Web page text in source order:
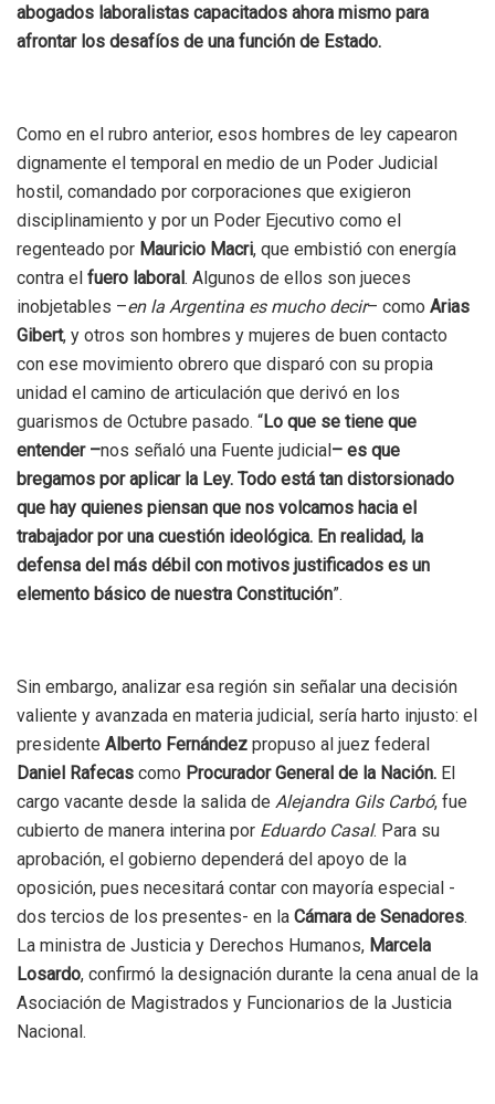
abogados laboralistas capacitados ahora mismo para
afrontar los desafíos de una función de Estado.
Como en el rubro anterior, esos hombres de ley capearon
dignamente el temporal en medio de un Poder Judicial
hostil, comandado por corporaciones que exigieron
disciplinamiento y por un Poder Ejecutivo como el
regenteado por Mauricio Macri, que embistió con energía
contra el fuero laboral. Algunos de ellos son jueces
inobjetables –en la Argentina es mucho decir– como Arias
Gibert, y otros son hombres y mujeres de buen contacto
con ese movimiento obrero que disparó con su propia
unidad el camino de articulación que derivó en los
guarismos de Octubre pasado. “Lo que se tiene que
entender –nos señaló una Fuente judicial– es que
bregamos por aplicar la Ley. Todo está tan distorsionado
que hay quienes piensan que nos volcamos hacia el
trabajador por una cuestión ideológica. En realidad, la
defensa del más débil con motivos justificados es un
elemento básico de nuestra Constitución”.
Sin embargo, analizar esa región sin señalar una decisión
valiente y avanzada en materia judicial, sería harto injusto: el
presidente Alberto Fernández propuso al juez federal
Daniel Rafecas como Procurador General de la Nación. El
cargo vacante desde la salida de Alejandra Gils Carbó, fue
cubierto de manera interina por Eduardo Casal. Para su
aprobación, el gobierno dependerá del apoyo de la
oposición, pues necesitará contar con mayoría especial -
dos tercios de los presentes- en la Cámara de Senadores.
La ministra de Justicia y Derechos Humanos, Marcela
Losardo, confirmó la designación durante la cena anual de la
Asociación de Magistrados y Funcionarios de la Justicia
Nacional.